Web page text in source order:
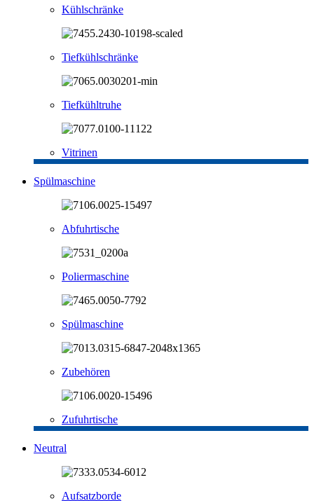
Kühlschränke
Tiefkühlschränke
Tiefkühltruhe
Vitrinen
Spülmaschine
Abfuhrtische
Poliermaschine
Spülmaschine
Zubehören
Zufuhrtische
Neutral
Aufsatzborde